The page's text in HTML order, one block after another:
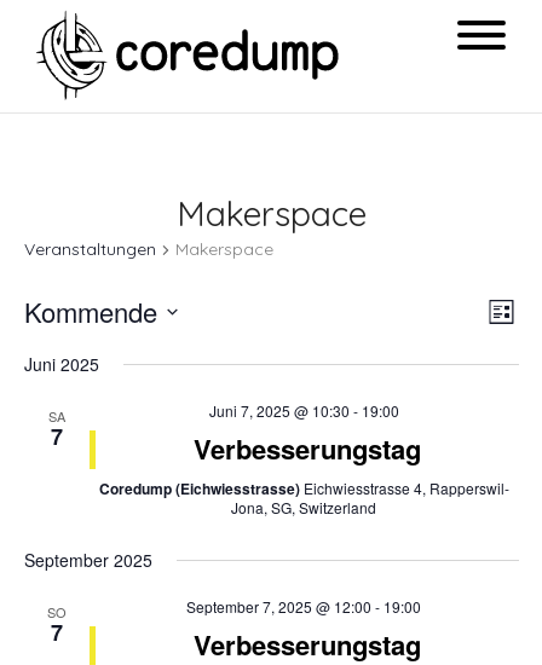
Makerspace
Veranstaltungen Makerspace
Kommende
Juni 2025
SA
7
Juni 7, 2025 @ 10:30 - 19:00
Verbesserungstag
Coredump (Eichwiesstrasse) Eichwiesstrasse 4, Rapperswil-
Jona, SG, Switzerland
September 2025
SO
7
September 7, 2025 @ 12:00 - 19:00
Verbesserungstag